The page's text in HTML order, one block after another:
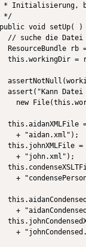
* Initialisierung,
*/
void setUp( )
// suche die
ResourceBundle rb
this.workingDir =
assert("Kann
new
this.aidanXMLFile
+ "aidan.xml");
this.johnXMLFile
+ "john.xml");
+
+
+